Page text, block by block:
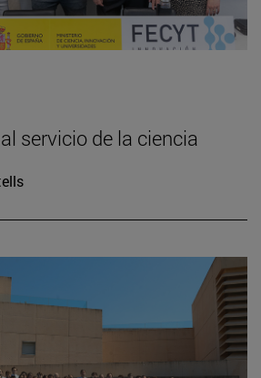
servicio de la ciencia